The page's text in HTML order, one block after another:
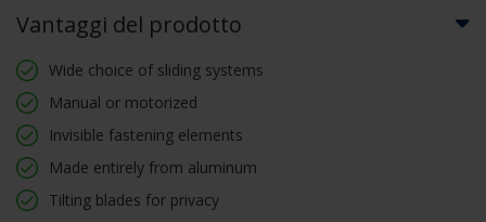
Vantaggi del prodotto
Wide choice of sliding systems
Manual or motorized
Invisible fastening elements
Made entirely from aluminum
Tilting blades for privacy